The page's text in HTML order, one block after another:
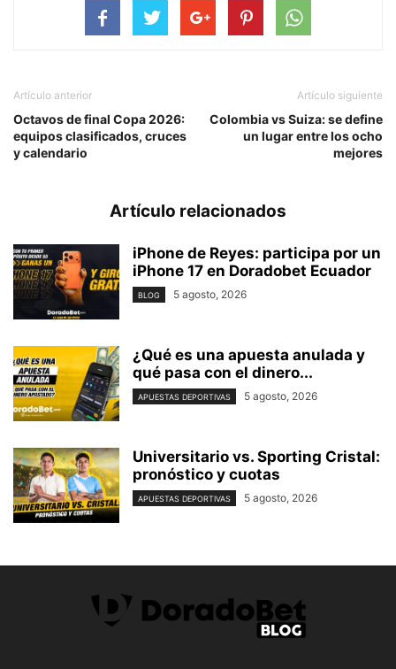
Artículo anterior
Octavos de final Copa 2026:
equipos clasificados, cruces
y calendario
Artículo siguiente
Colombia vs Suiza: se define
un lugar entre los ocho
mejores
Artículo relacionados
iPhone de Reyes: participa por un
iPhone 17 en Doradobet Ecuador
BLOG 5 agosto, 2026
¿Qué es una apuesta anulada y
qué pasa con el dinero...
APUESTAS DEPORTIVAS 5 agosto, 2026
Universitario vs. Sporting Cristal:
pronóstico y cuotas
APUESTAS DEPORTIVAS 5 agosto, 2026